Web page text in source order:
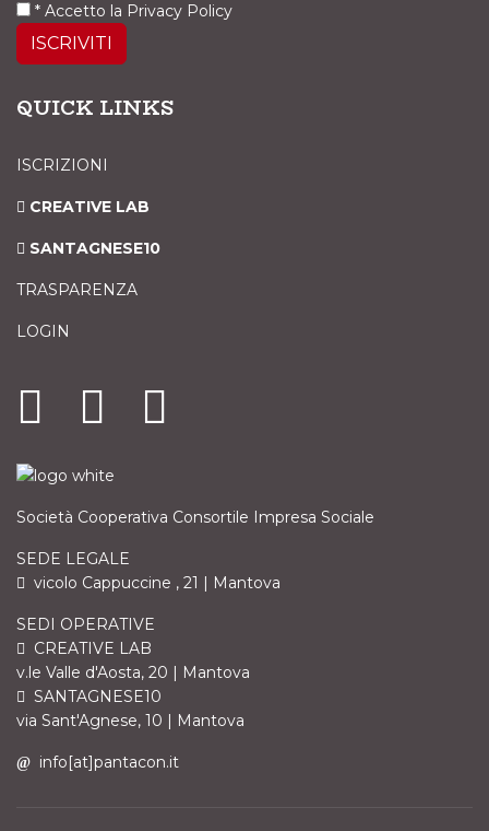
* Accetto la Privacy Policy
ISCRIVITI
QUICK LINKS
ISCRIZIONI
CREATIVE LAB
SANTAGNESE10
TRASPARENZA
LOGIN
Società Cooperativa Consortile Impresa Sociale
SEDE LEGALE
vicolo Cappuccine , 21 | Mantova
SEDI OPERATIVE
CREATIVE LAB
v.le Valle d'Aosta, 20 | Mantova
SANTAGNESE10
via Sant'Agnese, 10 | Mantova
info[at]pantacon.it